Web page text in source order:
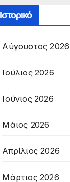
Ιστορικό
Αύγουστος 2026
Ιούλιος 2026
Ιούνιος 2026
Μάιος 2026
Απρίλιος 2026
Μάρτιος 2026